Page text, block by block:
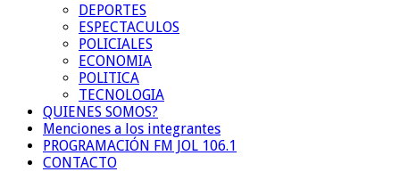
DEPORTES
ESPECTACULOS
POLICIALES
ECONOMIA
POLITICA
TECNOLOGIA
QUIENES SOMOS?
Menciones a los integrantes
PROGRAMACIÓN FM JOL 106.1
CONTACTO